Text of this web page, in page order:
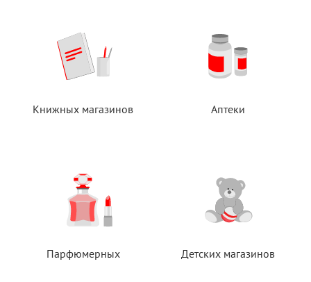
Книжных магазинов Аптеки
Парфюмерных Детских магазинов